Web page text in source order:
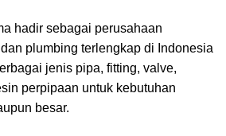
hadir sebagai perusahaan
plumbing terlengkap di Indonesia
jenis pipa, fitting, valve,
perpipaan untuk kebutuhan
besar.